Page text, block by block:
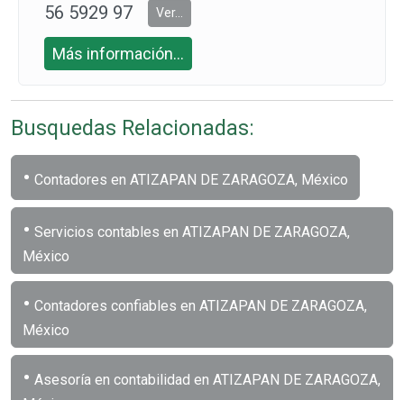
56 5929 97
63
Ver...
Más información...
Busquedas Relacionadas:
• Contadores en ATIZAPAN DE ZARAGOZA, México
• Servicios contables en ATIZAPAN DE ZARAGOZA,
México
• Contadores confiables en ATIZAPAN DE ZARAGOZA,
México
• Asesoría en contabilidad en ATIZAPAN DE ZARAGOZA,